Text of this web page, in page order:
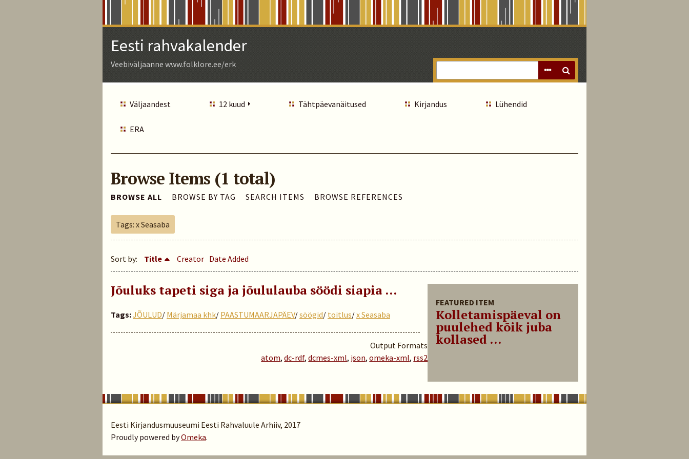
Eesti rahvakalender
Veebiväljaanne www.folklore.ee/erk
Väljaandest 12 kuud Tähtpäevanäitused Kirjandus Lühendid
ERA
Browse Items (1 total)
BROWSE ALL BROWSE BY TAG SEARCH ITEMS BROWSE REFERENCES
Tags: x Seasaba
Sort by: Title Creator Date Added
FEATURED ITEM
Kolletamispäeval on
puulehed kõik juba
kollased ...
Jõuluks tapeti siga ja jõululauba söödi siapia …
Tags:JÕULUD/ Märjamaa khk/ PAASTUMAARJAPÄEV/söögid/ toitlus/x Seasaba
Output Formats
atom,dc-rdf,dcmes-xml, json,omeka-xml, rss2
Eesti Kirjandusmuuseumi Eesti Rahvaluule Arhiiv, 2017
Proudly powered byOmeka.